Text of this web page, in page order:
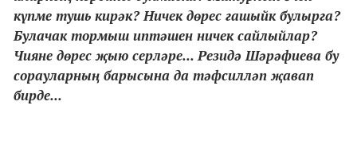
күпме тушь кирәк? Ничек дөрес гашыйк булырга?
Булачак тормыш иптәшен ничек сайлыйлар?
Чияне дөрес җыю серләре... Резидә Шәрәфиева бу
сорауларның барысына да тәфсилләп җавап
бирде...